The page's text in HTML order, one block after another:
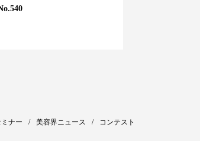
ナー 美容界ニュース コンテスト